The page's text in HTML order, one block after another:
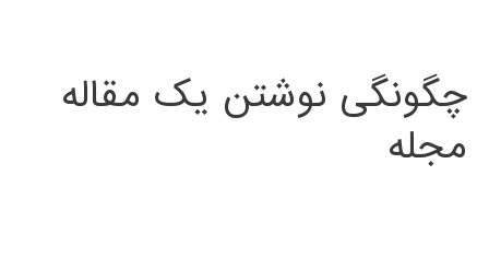
چگونگی نوشتن یک مقاله
مجله